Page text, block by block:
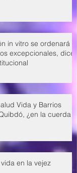
in vitro se ordenará
excepcionales, dice
Vida y Barrios
¿en la cuerda
en la vejez